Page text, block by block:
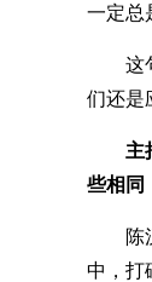
一定总
这句
们还是
主
些相同
陈汉
中，打